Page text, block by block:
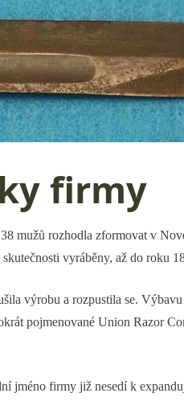
firmy
mužů rozhodla zformovat v
vyráběny, až do roku
výrobu a rozpustila se.
pojmenované Union Razor
firmy již nesedí k